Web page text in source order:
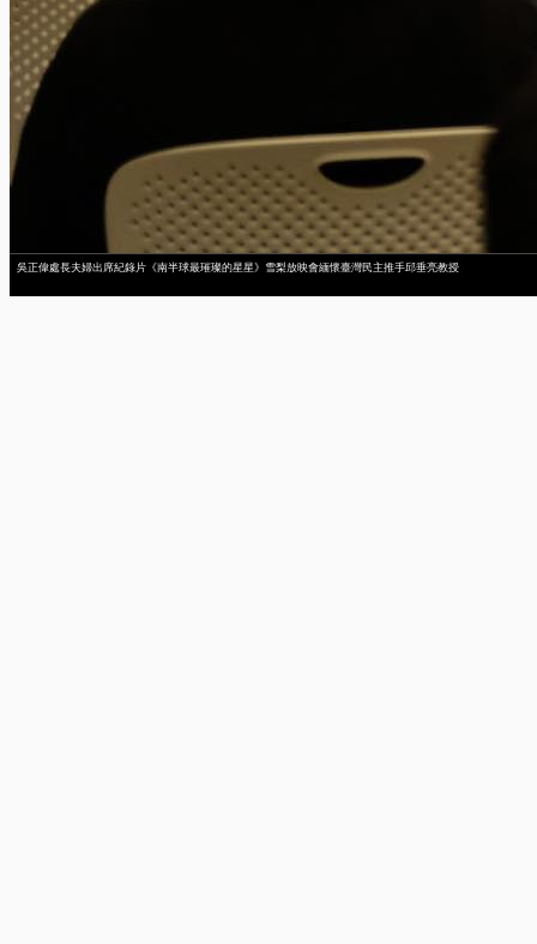
吳正偉處長夫婦出席紀錄片《南半球最璀璨的星星》雪梨放映會緬懷臺灣民主推手邱垂亮教授